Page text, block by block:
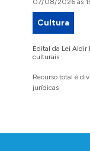
07/08/2026 às
Cultura
Edital da Lei Aldir
culturais
Recurso total é
jurídicas